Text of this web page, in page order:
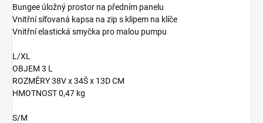
Bungee úložný prostor na předním panelu
Vnitřní síťovaná kapsa na zip s klipem na klíče
Vnitřní elastická smyčka pro malou pumpu
L/XL
OBJEM 3 L
ROZMĚRY 38V x 34Š x 13D CM
HMOTNOST 0,47 kg
S/M